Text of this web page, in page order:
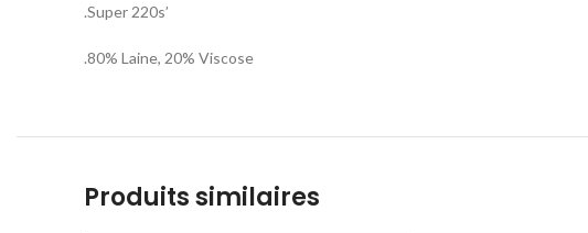
.Super 220s’
.80% Laine, 20% Viscose
Produits similaires